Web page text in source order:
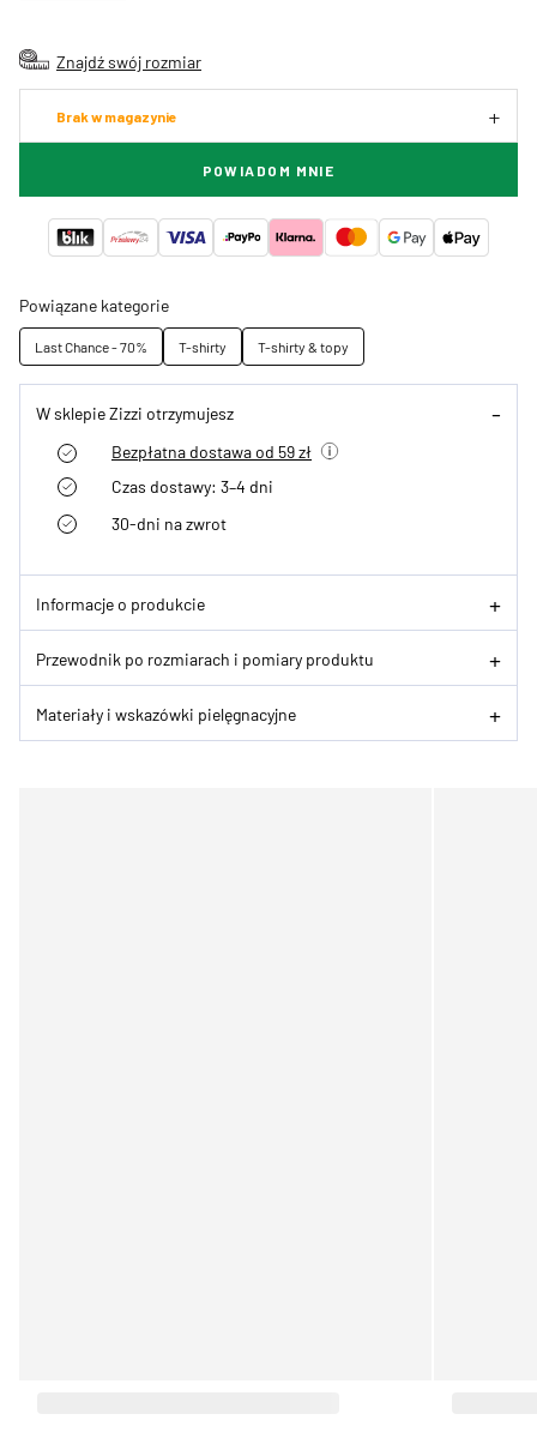
Znajdź swój rozmiar
Brak w magazynie
POWIADOM MNIE
Powiązane kategorie
Last Chance - 70% T-shirty T-shirty & topy
W sklepie Zizzi otrzymujesz
Bezpłatna dostawa od 59 zł
Czas dostawy: 3–4 dni
30-dni na zwrot
Informacje o produkcie
Przewodnik po rozmiarach i pomiary produktu
Materiały i wskazówki pielęgnacyjne